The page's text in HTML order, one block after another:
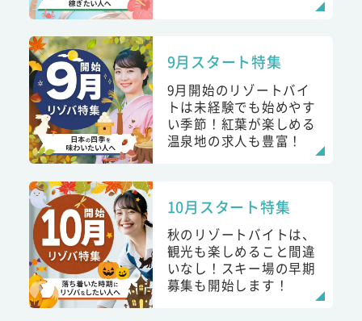
9月スタート特集
9月開始のリゾートバイ
トは未経験でも始めやす
い季節！紅葉が楽しめる
温泉地の求人も豊富！
10月スタート特集
秋のリゾートバイトは、
観光も楽しめること間違
いなし！スキー場の早期
募集も開始します！